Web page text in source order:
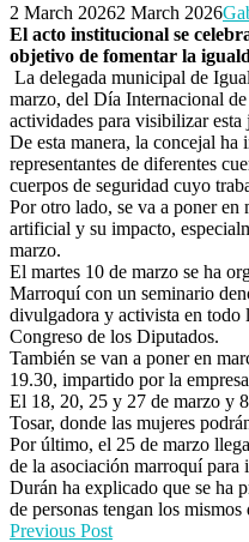
2 March 20262 March 2026
El acto institucional se
objetivo de fomentar la
La delegada municipal de
marzo, del Día Internacional
actividades para visibilizar
De esta manera, la concejal
representantes de diferentes
cuerpos de seguridad cuyo
Por otro lado, se va a poner en
artificial y su impacto,
marzo.
El martes 10 de marzo se ha
Marroquí con un seminario
divulgadora y activista en todo
Congreso de los Diputados.
También se van a poner en
19.30, impartido por la
El 18, 20, 25 y 27 de marzo y
Tosar, donde las mujeres
Por último, el 25 de marzo
de la asociación marroquí
Durán ha explicado que se ha
de personas tengan los
Post
Previous Post